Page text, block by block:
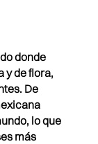
donde
y de flora,
De
lo que
más